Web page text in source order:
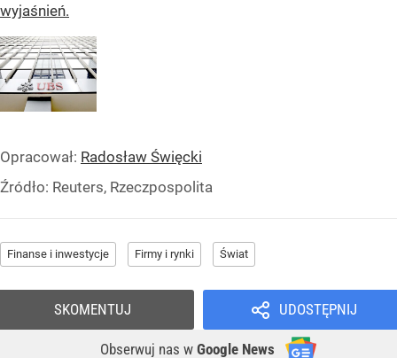
wyjaśnień.
Opracował: Radosław Święcki
Źródło: Reuters, Rzeczpospolita
Finanse i inwestycje Firmy i rynki Świat
UDOSTĘPNIJ
Obserwuj nas w Google News
SKOMENTUJ